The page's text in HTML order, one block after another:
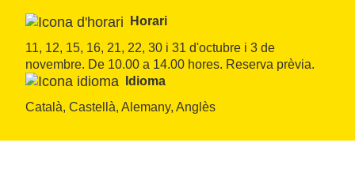
Horari
11, 12, 15, 16, 21, 22, 30 i 31 d'octubre i 3 de
novembre. De 10.00 a 14.00 hores. Reserva prèvia.
Idioma
Català, Castellà, Alemany, Anglès